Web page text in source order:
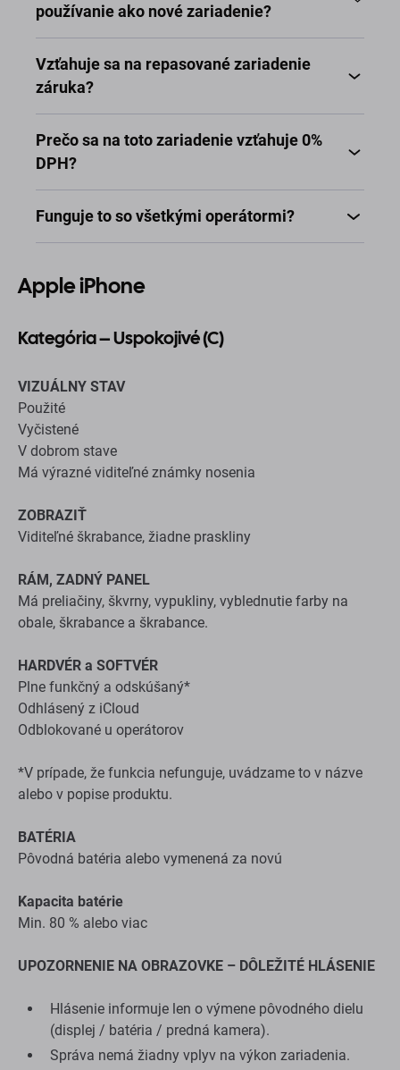
používanie ako nové zariadenie?
Vzťahuje sa na repasované zariadenie
záruka?
Prečo sa na toto zariadenie vzťahuje 0%
DPH?
Funguje to so všetkými operátormi?
Apple iPhone
Kategória – Uspokojivé (C)
VIZUÁLNY STAV
Použité
Vyčistené
V dobrom stave
Má výrazné viditeľné známky nosenia
ZOBRAZIŤ
Viditeľné škrabance, žiadne praskliny
RÁM, ZADNÝ PANEL
Má preliačiny, škvrny, vypukliny, vyblednutie farby na
obale, škrabance a škrabance.
HARDVÉR a SOFTVÉR
Plne funkčný a odskúšaný*
Odhlásený z iCloud
Odblokované u operátorov
*V prípade, že funkcia nefunguje, uvádzame to v názve
alebo v popise produktu.
BATÉRIA
Pôvodná batéria alebo vymenená za novú
Kapacita batérie
Min. 80 % alebo viac
UPOZORNENIE NA OBRAZOVKE – DÔLEŽITÉ HLÁSENIE
Hlásenie informuje len o výmene pôvodného dielu
(displej / batéria / predná kamera).
Správa nemá žiadny vplyv na výkon zariadenia.